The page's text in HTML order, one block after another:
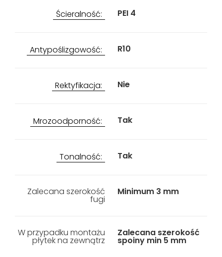
Ścieralność: PEI 4
Antypoślizgowość: R10
Rektyfikacja: Nie
Mrozoodporność: Tak
Tonalność: Tak
Zalecana szerokość
fugi
Minimum 3 mm
W przypadku montażu
płytek na zewnątrz
Zalecana szerokość
spoiny min 5 mm